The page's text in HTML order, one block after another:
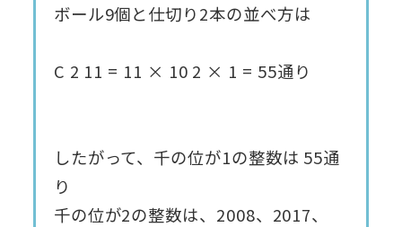
ボール9個と仕切り2本の並べ方は
C 2 11 = 11 × 10 2 × 1 = 55通り
したがって、千の位が1の整数は 55通
り
千の位が2の整数は、2008、2017、